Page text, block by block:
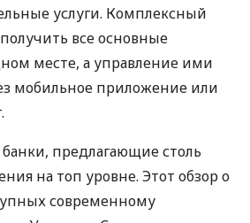
услуги. Комплексный
все основные
месте, а управление ими
мобильное приложение или
предлагающие столь
на топ уровне. Этот обзор о
современному